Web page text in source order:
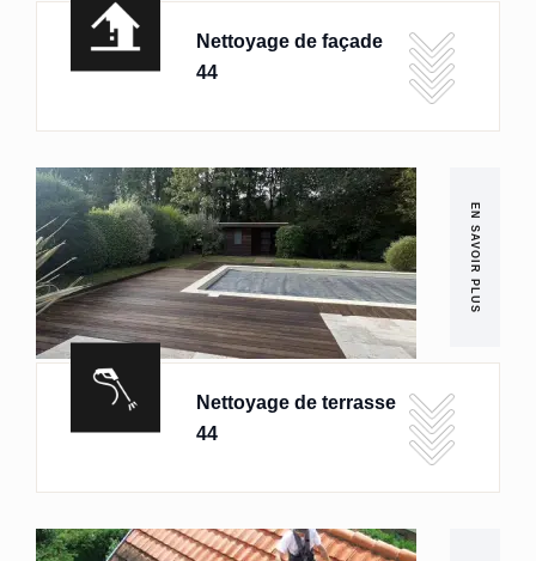
Nettoyage de façade
44
EN SAVOIR PLUS
Nettoyage de terrasse
44